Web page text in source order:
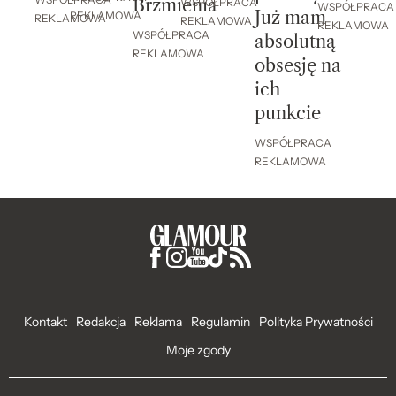
REKLAMOWAREKLAMOWA
Brzmienia
WSPÓŁPRACA
REKLAMOWA
WSPÓŁPRACA
REKLAMOWA Już mam
absolutną
obsesję na
ich
punkcie
WSPÓŁPRACA
REKLAMOWA
WSPÓŁPRACA
REKLAMOWA
Kontakt Redakcja Reklama Regulamin
Polityka Prywatności
Moje zgody